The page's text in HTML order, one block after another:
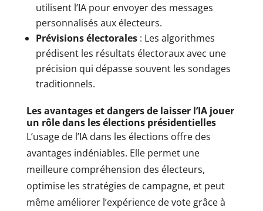
utilisent l’IA pour envoyer des messages
personnalisés aux électeurs.
Prévisions électorales: Les algorithmes
prédisent les résultats électoraux avec une
précision qui dépasse souvent les sondages
traditionnels.
Les avantages et dangers de laisser l’IA jouer
un rôle dans les élections présidentielles
L’usage de l’IA dans les élections offre des
avantages indéniables. Elle permet une
meilleure compréhension des électeurs,
optimise les stratégies de campagne, et peut
même améliorer l’expérience de vote grâce à